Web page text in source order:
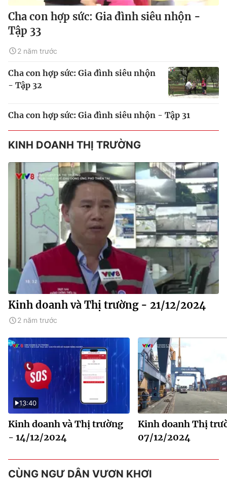
Cha con hợp sức: Gia đình siêu nhộn -
Tập 33
2 năm trước
Cha con hợp sức: Gia đình siêu nhộn
- Tập 32
Cha con hợp sức: Gia đình siêu nhộn - Tập 31
KINH DOANH THỊ TRƯỜNG
Kinh doanh và Thị trường - 21/12/2024
2 năm trước
13:40
Kinh doanh và Thị trường
- 14/12/2024
Kinh doanh Thị
07/12/2024
CÙNG NGƯ DÂN VƯƠN KHƠI